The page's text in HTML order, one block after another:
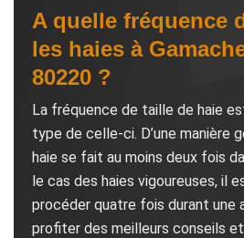
A quelle fréquence
les haies à
80220 ?
La fréquence de taille de haie
type de celle-ci. D’une manière
haie se fait au moins deux fois
le cas des haies vigoureuses, il
procéder quatre fois durant une
profiter des meilleurs conseils